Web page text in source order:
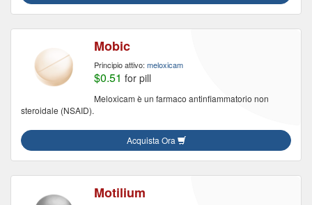
Mobic
Principio attivo: meloxicam
$0.51 for pill
Meloxicam è un farmaco antinfiammatorio non
steroidale (NSAID).
Acquista Ora
Motilium